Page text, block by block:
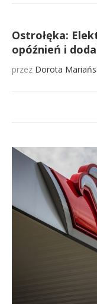
Ostrołęka:
opóźnień i
przez Dorota